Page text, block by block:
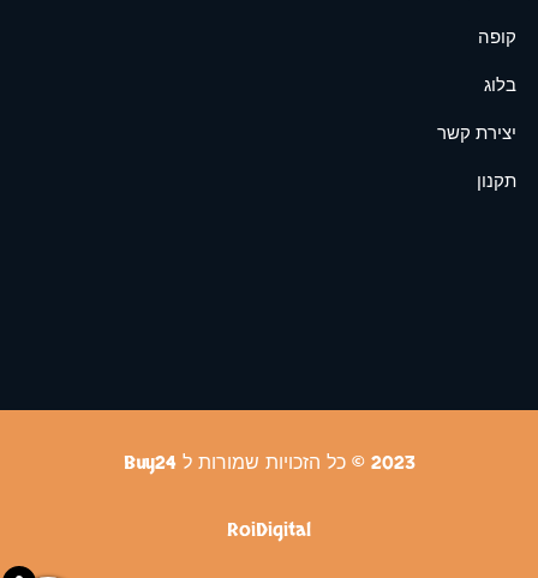
קופה
בלוג
יצירת קשר
תקנון
2023 © כל הזכויות שמורות ל Buy24
RoiDigital